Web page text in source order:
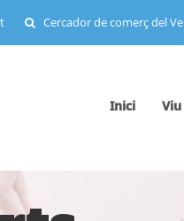
Cercador de comerç del
Inici